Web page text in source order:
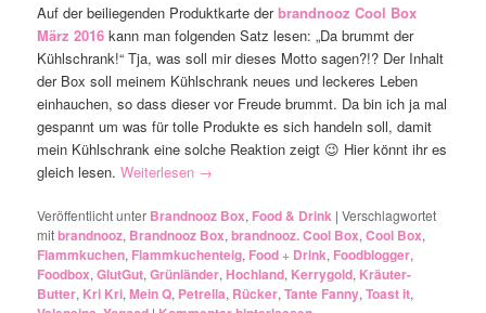
Auf der beiliegenden Produktkarte derbrandnooz Cool Box
März 2016 kann man folgenden Satz lesen: „Da brummt der
Kühlschrank!“ Tja, was soll mir dieses Motto sagen?!? Der Inhalt
der Box soll meinem Kühlschrank neues und leckeres Leben
einhauchen, so dass dieser vor Freude brummt. Da bin ich ja mal
gespannt um was für tolle Produkte es sich handeln soll, damit
mein Kühlschrank eine solche Reaktion zeigt 😉 Hier könnt ihr es
gleich lesen.Weiterlesen →
Veröffentlicht unter Brandnooz Box, Food & Drink |Verschlagwortet
mitbrandnooz, Brandnooz Box,brandnooz. Cool Box,Cool Box,
Flammkuchen, Flammkuchenteig, Food + Drink, Foodblogger,
Foodbox,GlutGut,Grünländer,Hochland, Kerrygold, Kräuter-
Butter, Kri Kri,Mein Q, Petrella, Rücker,Tante Fanny,Toast it,